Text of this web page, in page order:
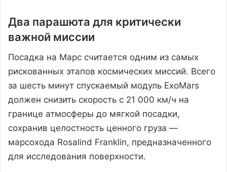
Два парашюта для критически
важной миссии
Посадка на Марс считается одним из самых
рискованных этапов космических миссий. Всего
за шесть минут спускаемый модуль ExoMars
должен снизить скорость с 21 000 км/ч на
границе атмосферы до мягкой посадки,
сохранив целостность ценного груза —
марсохода Rosalind Franklin, предназначенного
для исследования поверхности.